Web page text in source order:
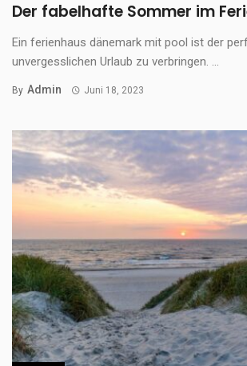
Der fabelhafte Sommer im
Ein ferienhaus dänemark mit pool ist der
unvergesslichen Urlaub zu verbringen. ...
By Admin Juni 18, 2023